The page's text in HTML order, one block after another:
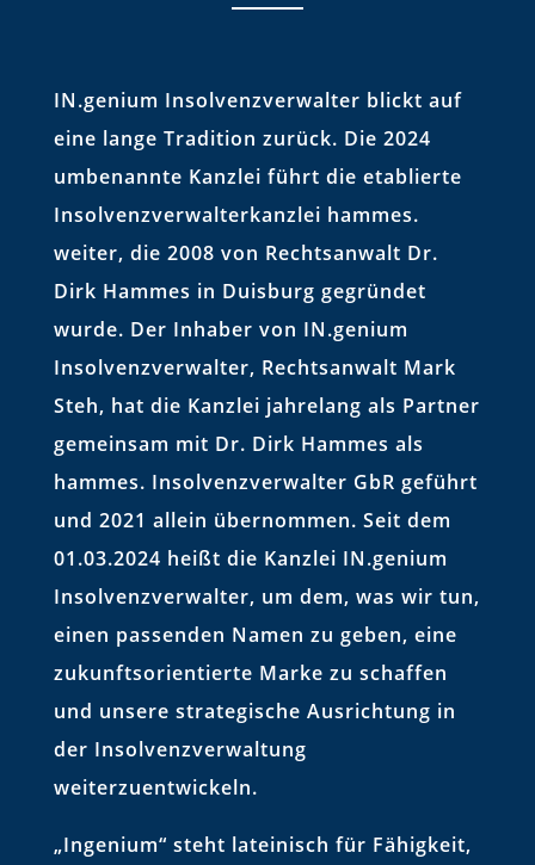
IN.genium Insolvenzverwalter blickt auf
eine lange Tradition zurück. Die 2024
umbenannte Kanzlei führt die etablierte
Insolvenzverwalterkanzlei hammes.
weiter, die 2008 von Rechtsanwalt Dr.
Dirk Hammes in Duisburg gegründet
wurde. Der Inhaber von IN.genium
Insolvenzverwalter, Rechtsanwalt Mark
Steh, hat die Kanzlei jahrelang als Partner
gemeinsam mit Dr. Dirk Hammes als
hammes. Insolvenzverwalter GbR geführt
und 2021 allein übernommen. Seit dem
01.03.2024 heißt die Kanzlei IN.genium
Insolvenzverwalter, um dem, was wir tun,
einen passenden Namen zu geben, eine
zukunftsorientierte Marke zu schaffen
und unsere strategische Ausrichtung in
der Insolvenzverwaltung
weiterzuentwickeln.
„Ingenium“ steht lateinisch für Fähigkeit,